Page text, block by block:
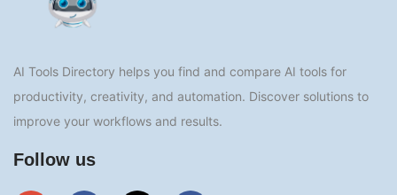
AI Tools Directory helps you find and compare AI tools for
productivity, creativity, and automation. Discover solutions to
improve your workflows and results.
Follow us